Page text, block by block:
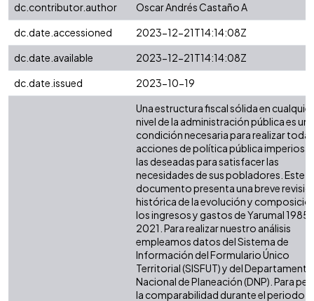
dc.contributor.author
Oscar Andrés Castaño A
dc.date.accessioned
2023-12-21T14:14:08Z
dc.date.available
2023-12-21T14:14:08Z
dc.date.issued
2023-10-19
Una estructura fiscal sólida en cualquier
nivel de la administración pública es una
condición necesaria para realizar
acciones de política pública
las deseadas para satisfacer las
necesidades de sus pobladores. Este
documento presenta una breve
histórica de la evolución y
los ingresos y gastos de Yarumal 1985
2021. Para realizar nuestro análisis
empleamos datos del Sistema de
Información del Formulario Único
Territorial (SISFUT) y del Departamento
Nacional de Planeación (DNP). Para
la comparabilidad durante el periodo,